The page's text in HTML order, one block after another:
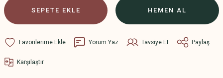
SEPETE EKLE HEMEN AL
Yorum Yaz Tavsiye Et Paylaş
Karşılaştır